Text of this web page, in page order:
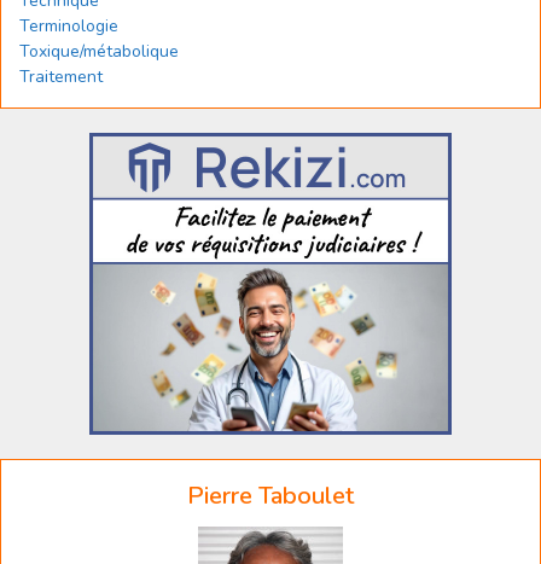
Terminologie
Toxique/métabolique
Traitement
Pierre Taboulet